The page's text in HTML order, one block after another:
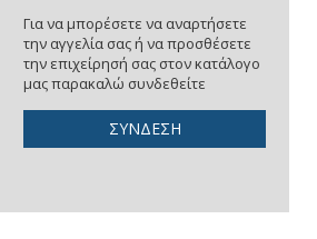
Για να μπορέσετε να αναρτήσετε
την αγγελία σας ή να προσθέσετε
την επιχείρησή σας στον κατάλογο
μας παρακαλώ συνδεθείτε
ΣΥΝΔΕΣΗ